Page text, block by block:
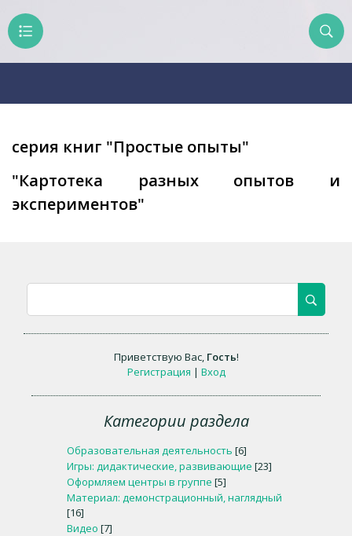
серия книг "Простые опыты"
"Картотека разных опытов и
экспериментов"
Приветствую Вас, Гость!
Регистрация | Вход
Категории раздела
Образовательная деятельность [6]
Игры: дидактические, развивающие [23]
Оформляем центры в группе [5]
Материал: демонстрационный, наглядный
[16]
Видео [7]